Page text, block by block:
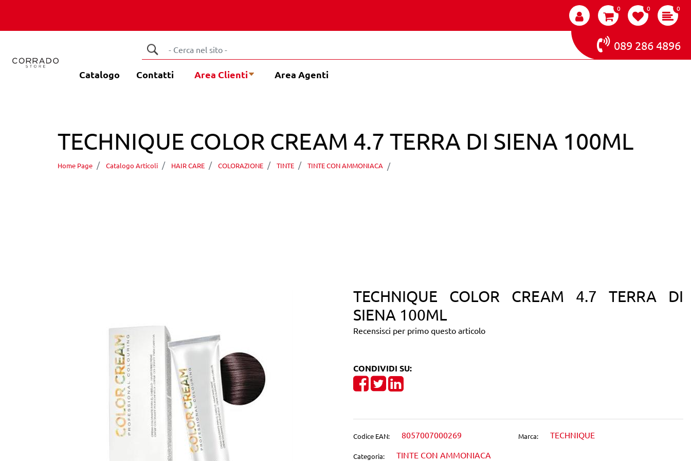
0 0 0
089 286 4896
Catalogo Contatti Area Clienti Area Agenti
TECHNIQUE COLOR CREAM 4.7 TERRA DI SIENA 100ML
Home Page Catalogo Articoli HAIR CARE COLORAZIONE TINTE TINTE CON AMMONIACA
TECHNIQUE COLOR CREAM 4.7 TERRA DI
SIENA 100ML
Recensisci per primo questo articolo
CONDIVIDI SU:
Share on Facebook
TweetShare on LinkedIn
Codice EAN: 8057007000269
Categoria: TINTE CON AMMONIACA
Marca: TECHNIQUE